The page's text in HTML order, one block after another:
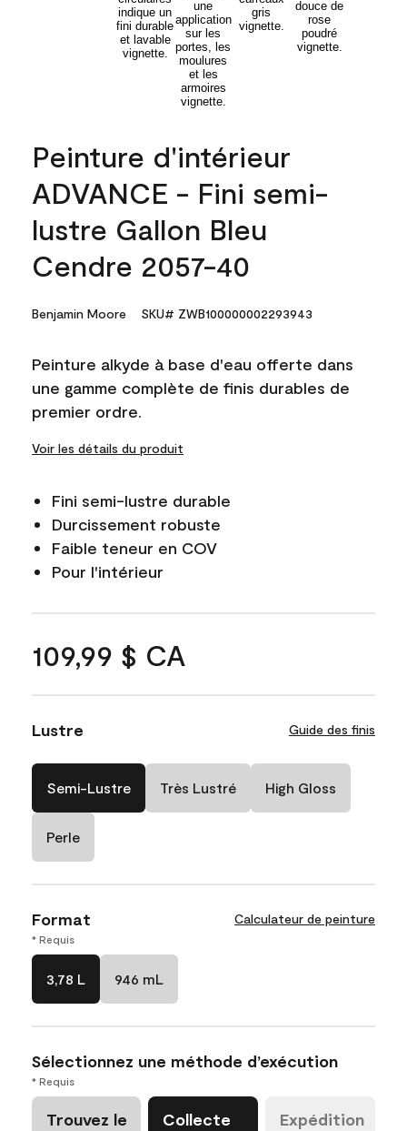
Peinture d'intérieur
ADVANCE - Fini semi-
lustre Gallon Bleu
Cendre 2057-40
Benjamin Moore SKU# ZWB100000002293943
Peinture alkyde à base d'eau offerte dans
une gamme complète de finis durables de
premier ordre.
Voir les détails du produit
Fini semi-lustre durable
Durcissement robuste
Faible teneur en COV
Pour l'intérieur
109,99 $ CA
Lustre Guide des finis
Semi-Lustre Très Lustré High Gloss
Perle
Format Calculateur de peinture
* Requis
3,78 L 946 mL
Sélectionnez une méthode d’exécution
* Requis
Trouvez le
Collecte
Expédition